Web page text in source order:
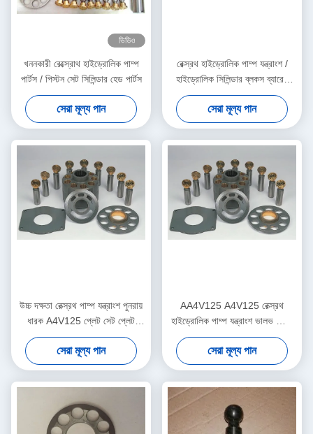
ভিডিও
খননকারী রেক্স্রোথ হাইড্রোলিক পাম্প
পার্টস / পিস্টন সেট সিলিন্ডার হেড পার্টস
সেরা মূল্য পান
রেক্স্রথ হাইড্রোলিক পাম্প যন্ত্রাংশ /
হাইড্রোলিক সিলিন্ডার ব্লকস ব্যারেল
মেরামত করা
সেরা মূল্য পান
উচ্চ দক্ষতা রেক্স্রথ পাম্প যন্ত্রাংশ পুনরায়
ধারক A4V125 প্লেট সেট প্লেট
প্রতিষ্ঠিত
সেরা মূল্য পান
AA4V125 A4V125 রেক্স্রথ
হাইড্রোলিক পাম্প যন্ত্রাংশ ভালভ প্লেট
তেল প্লেট প্রতিস্থাপন
সেরা মূল্য পান